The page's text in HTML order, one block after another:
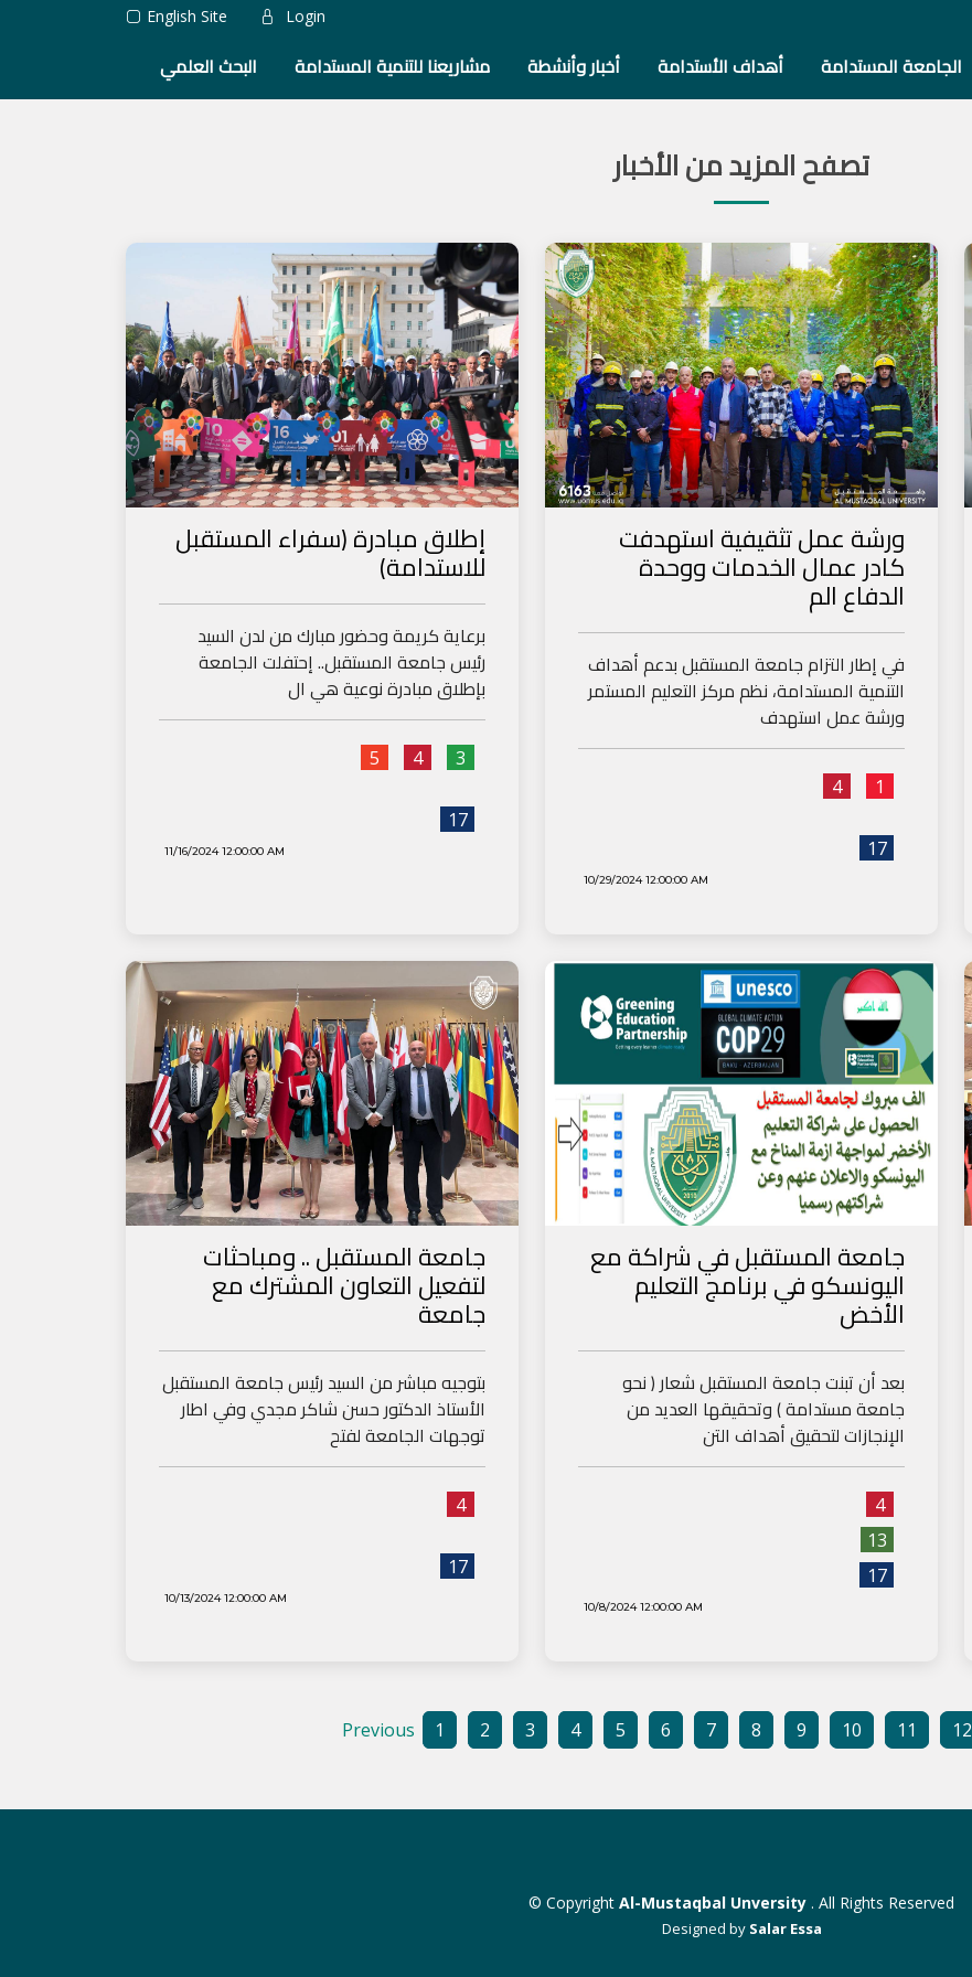
English Site Login
الجامعة المستدامة أهداف الأستدامة أخبار وأنشطة مشاريعنا للتنمية المستدامة البحث العلمي
تصفح المزيد من الأخبار
إطلاق مبادرة (سفراء المستقبل
للاستدامة)
برعاية كريمة وحضور مبارك من لدن السيد
رئيس جامعة المستقبل.. إحتفلت الجامعة
بإطلاق مبادرة نوعية هي ال
3
4
5
17
11/16/2024 12:00:00 AM
ورشة عمل تثقيفية استهدفت
كادر عمال الخدمات ووحدة
الدفاع الم
في إطار التزام جامعة المستقبل بدعم أهداف
التنمية المستدامة، نظم مركز التعليم المستمر
ورشة عمل استهدف
1
4
17
10/29/2024 12:00:00 AM
جامعة المستقبل .. ومباحثات
لتفعيل التعاون المشترك مع
جامعة
بتوجيه مباشر من السيد رئيس جامعة المستقبل
الأستاذ الدكتور حسن شاكر مجدي وفي اطار
توجهات الجامعة لفتح
4
17
10/13/2024 12:00:00 AM
جامعة المستقبل في شراكة مع
اليونسكو في برنامج التعليم
الأخض
بعد أن تبنت جامعة المستقبل شعار ( نحو
جامعة مستدامة ) وتحقيقها العديد من
الإنجازات لتحقيق أهداف التن
4
13
17
10/8/2024 12:00:00 AM
Previous 1 2 3 4 5 6 7 8 9 10 11 12
© Copyright Al-Mustaqbal Unversity . All Rights Reserved
Designed by Salar Essa